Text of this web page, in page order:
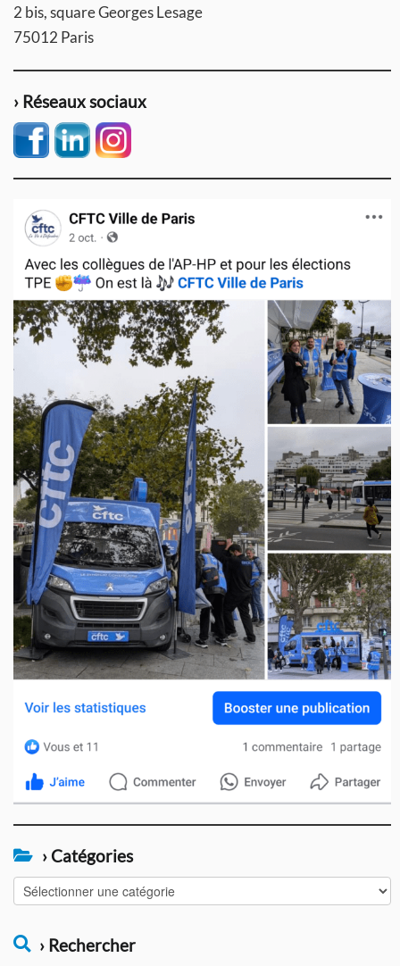
2 bis, square Georges Lesage
75012 Paris
› Réseaux sociaux
› Catégories
Catégories
› Rechercher